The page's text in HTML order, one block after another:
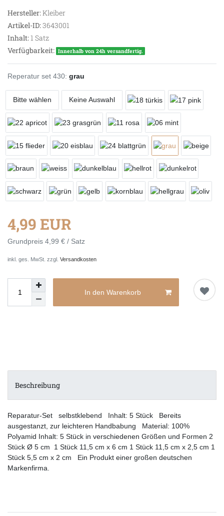
Hersteller:Kleiber
Artikel-ID:3643001
Inhalt:1 Satz
Verfügbarkeit: Innerhalb von 24h versandfertig.
Reperatur set 430: grau
Bitte wählen Keine Auswahl
4,99 EUR
Grundpreis 4,99 € / Satz
inkl. ges. MwSt. zzgl. Versandkosten
In den Warenkorb
Beschreibung
Reparatur-Set selbstklebend Inhalt: 5 Stück Bereits
ausgestanzt, zur leichteren Handbabung Material: 100%
Polyamid Inhalt: 5 Stück in verschiedenen Größen und Formen 2
Stück Ø 5 cm 1 Stück 11,5 cm x 6 cm 1 Stück 11,5 cm x 2,5 cm 1
Stück 5,5 cm x 2 cm Ein Produkt einer großen deutschen
Markenfirma.